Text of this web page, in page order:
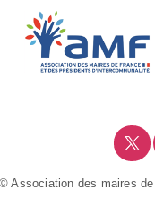
© Association des maires